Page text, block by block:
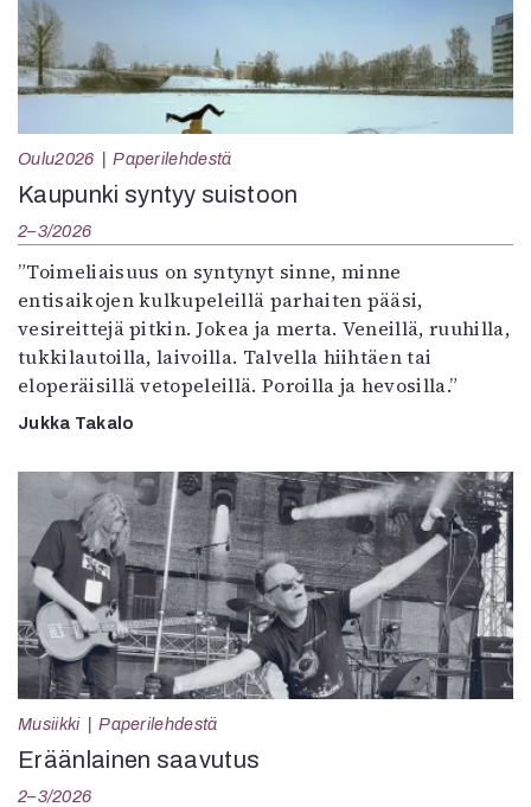
Oulu2026 Paperilehdestä
Kaupunki syntyy suistoon
2–3/2026
”Toimeliaisuus on syntynyt sinne, minne
entisaikojen kulkupeleillä parhaiten pääsi,
vesireittejä pitkin. Jokea ja merta. Veneillä, ruuhilla,
tukkilautoilla, laivoilla. Talvella hiihtäen tai
eloperäisillä vetopeleillä. Poroilla ja hevosilla.”
Jukka Takalo
Musiikki Paperilehdestä
Eräänlainen saavutus
2–3/2026